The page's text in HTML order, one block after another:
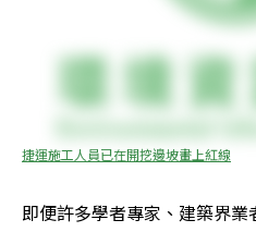
捷運施工人員已在開挖邊坡畫上紅線
即便許多學者專家、建築界